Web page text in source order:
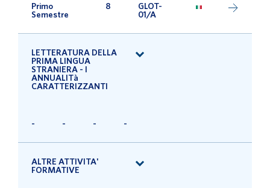
Primo
Semestre
8
GLOT-
01/A
LETTERATURA DELLA
PRIMA LINGUA
STRANIERA - I
ANNUALITà
CARATTERIZZANTI
- - - -
ALTRE ATTIVITA'
FORMATIVE